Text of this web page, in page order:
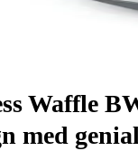
Waffle
med genial